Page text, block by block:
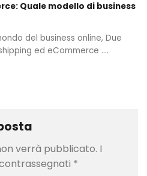
Quale modello di business
del business online, Due
ed eCommerce ....
verrà pubblicato. I
*